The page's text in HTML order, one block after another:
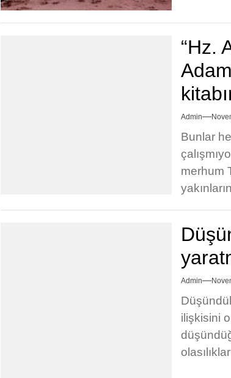
“Hz.
Admin
Bunlar
merhum
Admin
ilişkisini